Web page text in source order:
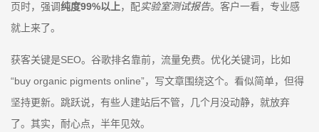
页时，强调纯度99%以上，配实验室测试报告。客户一看，专业感
就上来了。
获客关键是SEO。谷歌排名靠前，流量免费。优化关键词，比如
“buy organic pigments online”，写文章围绕这个。看似简单，但得
坚持更新。跳跃说，有些人建站后不管，几个月没动静，就放弃
了。其实，耐心点，半年见效。